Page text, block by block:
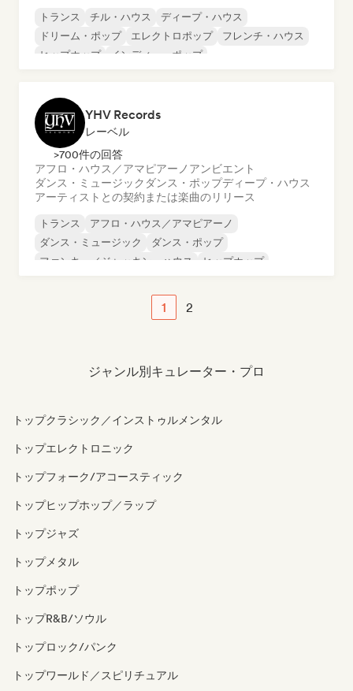
トランス チル・ハウス
ディープ・ハウス
ドリーム・ポップ
エレクトロポップ
フレンチ・ハウス
ヒップホップ
インディー・ポップ
YHV Records
レーベル
>700件の回答
アフロ・ハウス／アマピアーノ アンビエント
ダンス・ミュージック ダンス・ポップディープ・ハウス
アーティストとの契約または楽曲のリリース
トランス
アフロ・ハウス／アマピアーノ
ダンス・ミュージック
ダンス・ポップ
ファンキー／ジャッキン・ハウス
ヒップホップ
メロディック・プログレッシブ・ハウス
1 2
ジャンル別キュレーター・プロ
トップクラシック／インストゥルメンタル
トップエレクトロニック
トップフォーク/アコースティック
トップヒップホップ／ラップ
トップジャズ
トップメタル
トップポップ
トップR&B/ソウル
トップロック/パンク
トップワールド／スピリチュアル